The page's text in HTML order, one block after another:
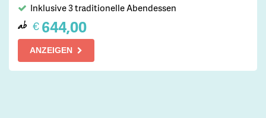
Inklusive 3 traditionelle Abendessen
ab € 644,00
ANZEIGEN